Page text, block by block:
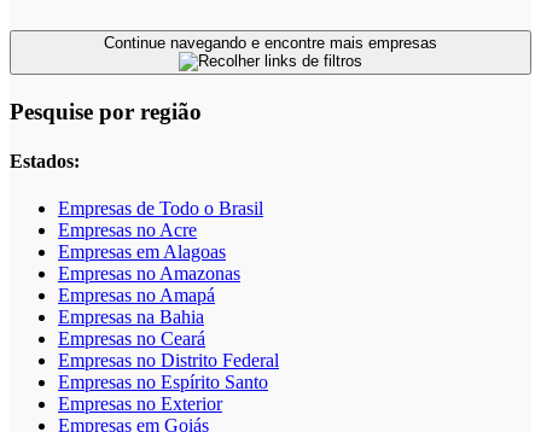
Pesquise por região
Estados:
Empresas de Todo o Brasil
Empresas no Acre
Empresas em Alagoas
Empresas no Amazonas
Empresas no Amapá
Empresas na Bahia
Empresas no Ceará
Empresas no Distrito Federal
Empresas no Espírito Santo
Empresas no Exterior
Empresas em Goiás